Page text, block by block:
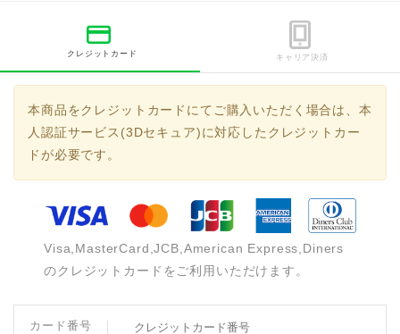
クレジットカード キャリア決済
本商品をクレジットカードにてご購入いただく場合は、本
人認証サービス(3Dセキュア)に対応したクレジットカー
ドが必要です。
Visa,MasterCard,JCB,American Express,Diners
のクレジットカードをご利用いただけます。
カード番号